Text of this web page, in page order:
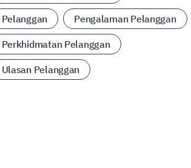
Pelanggan Pengalaman Pelanggan
Perkhidmatan Pelanggan
Ulasan Pelanggan